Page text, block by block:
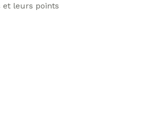
leurs points